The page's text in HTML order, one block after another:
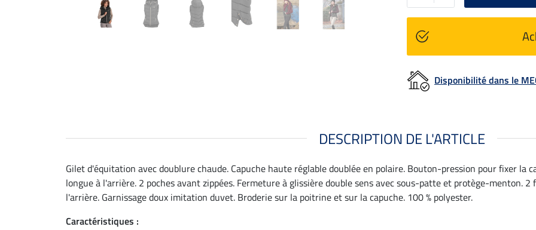
Disponibilité dans le
DESCRIPTION DE L'ARTICLE
Gilet d'équitation avec doublure chaude. Capuche haute réglable doublée en polaire. Bouton-pression pour fixer la
longue à l'arrière. 2 poches avant zippées. Fermeture à glissière double sens avec sous-patte et protège-menton.
l'arrière. Garnissage doux imitation duvet. Broderie sur la poitrine et sur la capuche. 100 % polyester.
Caractéristiques :